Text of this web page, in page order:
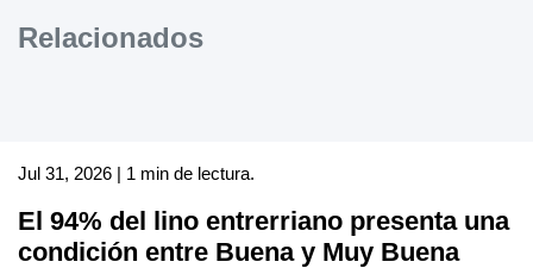
Relacionados
Jul 31, 2026 | 1 min de lectura.
El 94% del lino entrerriano presenta una
condición entre Buena y Muy Buena